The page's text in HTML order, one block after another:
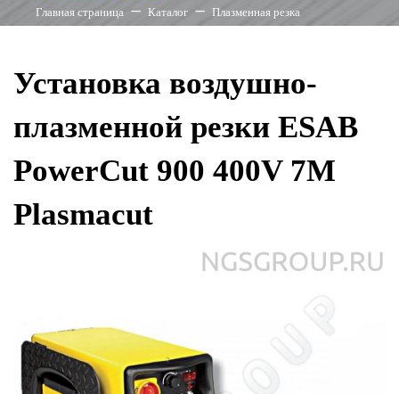
Главная страница Каталог Плазменная резка
Установка воздушно-
плазменной резки ESAB
PowerCut 900 400V 7M
Plasmacut